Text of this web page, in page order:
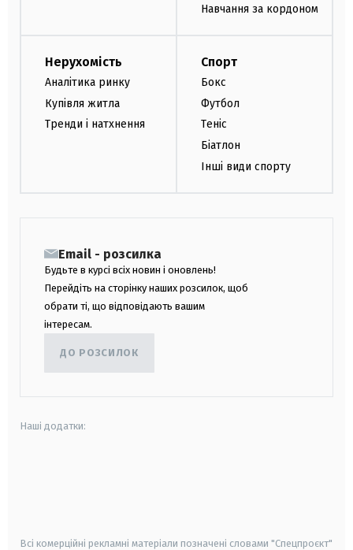
Навчання за кордоном
Нерухомість
Аналітика ринку
Купівля житла
Тренди і натхнення
Спорт
Бокс
Футбол
Теніс
Біатлон
Інші види спорту
Email - розсилка
Будьте в курсі всіх новин і оновлень!
Перейдіть на сторінку наших розсилок, щоб
обрати ті, що відповідають вашим
інтересам.
ДО РОЗСИЛОК
Наші додатки:
Всі комерційні рекламні матеріали позначені словами "Спецпроєкт"